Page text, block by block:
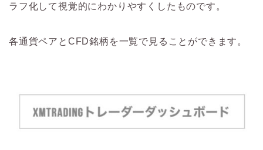
ラフ化して視覚的にわかりやすくしたものです。
各通貨ペアとCFD銘柄を一覧で見ることができます。